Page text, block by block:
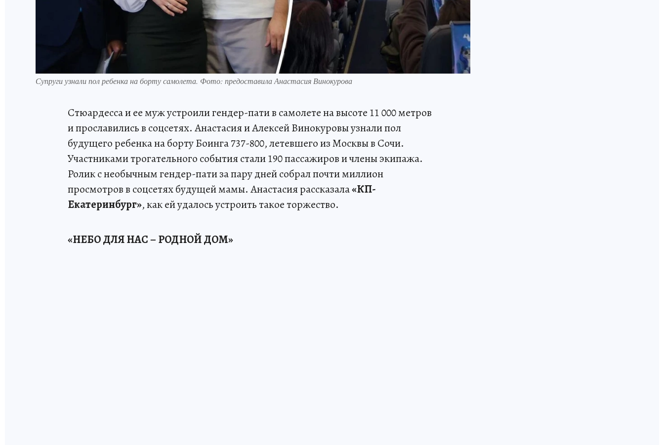
Супруги узнали пол ребенка на борту самолета. Фото: предоставила Анастасия Винокурова
Стюардесса и ее муж устроили гендер-пати в самолете на высоте 11 000 метров
и прославились в соцсетях. Анастасия и Алексей Винокуровы узнали пол
будущего ребенка на борту Боинга 737-800, летевшего из Москвы в Сочи.
Участниками трогательного события стали 190 пассажиров и члены экипажа.
Ролик с необычным гендер-пати за пару дней собрал почти миллион
просмотров в соцсетях будущей мамы. Анастасия рассказала«КП-
Екатеринбург», как ей удалось устроить такое торжество.
«НЕБО ДЛЯ НАС – РОДНОЙ ДОМ»